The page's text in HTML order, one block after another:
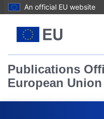
An official EU website
Publications
European Union